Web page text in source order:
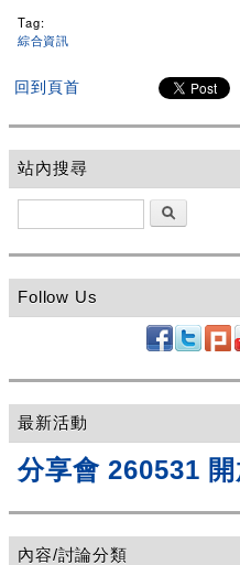
Tag:
綜合資訊
回到頁首
站內搜尋
搜尋
Follow Us
最新活動
分享會 260531 開
內容/討論分類